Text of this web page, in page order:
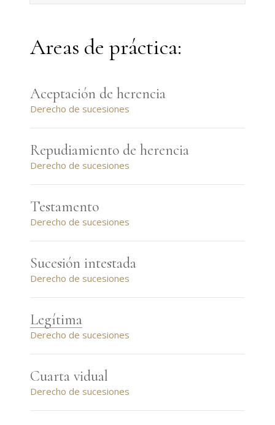
Areas de práctica:
Aceptación de herencia
Derecho de sucesiones
Repudiamiento de herencia
Derecho de sucesiones
Testamento
Derecho de sucesiones
Sucesión intestada
Derecho de sucesiones
Legítima
Derecho de sucesiones
Cuarta vidual
Derecho de sucesiones